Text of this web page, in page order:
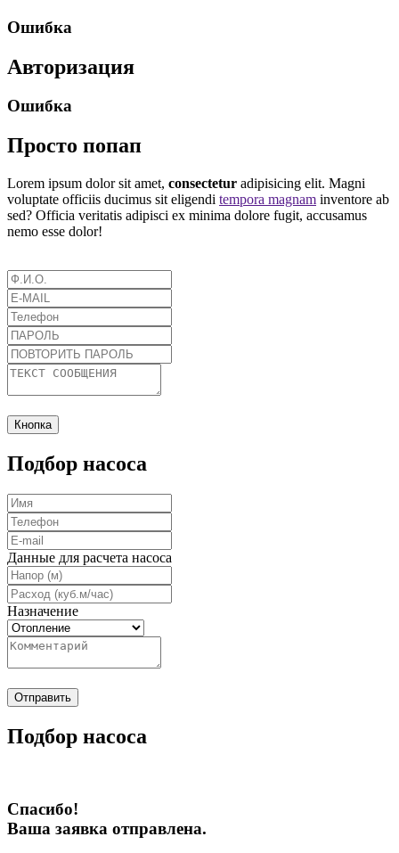
Ошибка
Авторизация
Ошибка
Просто попап
Lorem ipsum dolor sit amet, consectetur adipisicing elit. Magni
voluptate officiis ducimus sit eligendi tempora magnam inventore ab
sed? Officia veritatis adipisci ex minima dolore fugit, accusamus
nemo esse dolor!
Кнопка
Подбор насоса
Данные для расчета насоса
Назначение
Отправить
Подбор насоса
Спасибо!
Ваша заявка отправлена.